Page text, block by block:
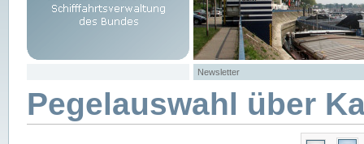
Newsletter
Pegelauswahl über